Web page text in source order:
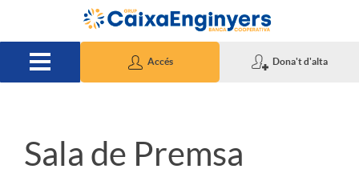
Salta al contingut principal
Accés Dona't d'alta
S
Sala de Premsa